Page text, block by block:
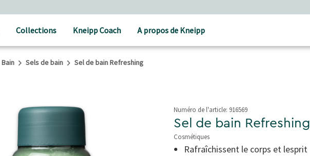
Collections Kneipp Coach A propos de Kneipp
Bain Sels de bain Sel de bain Refreshing
Numéro de l'article: 916569
Sel de bain Refreshing
Cosmétiques
3,5 de 5 étoiles
Rafraîchissent le corps et lesprit